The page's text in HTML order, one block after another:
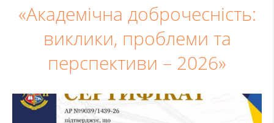
«Академічна доброчесність:
виклики, проблеми та
перспективи – 2026»